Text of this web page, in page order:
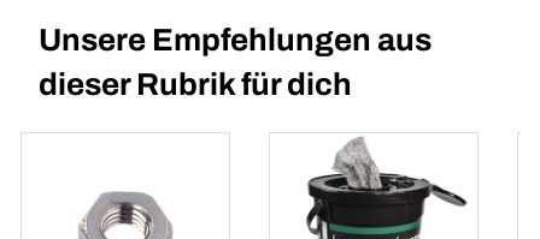
Unsere Empfehlungen aus
dieser Rubrik für dich